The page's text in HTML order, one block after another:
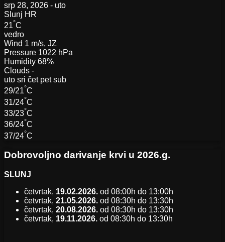
srp 28, 2026 - uto
Slunj HR
21°C
vedro
Wind 1 m/s, JZ
Pressure 1022 hPa
Humidity 68%
Clouds -
uto sri čet pet sub
29/21°C
31/24°C
33/23°C
36/24°C
37/24°C
Dobrovoljno darivanje krvi u 2026.g.
SLUNJ
četvrtak, 19.02.2026. od 08:00h do 13:00h
četvrtak, 21.05.2026. od 08:30h do 13:30h
četvrtak, 20.08.2026. od 08:30h do 13:30h
četvrtak, 19.11.2026. od 08:30h do 13:30h